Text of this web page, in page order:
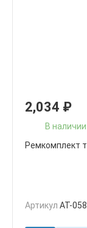
2,034 ₽
В наличии
Ремкомплект
Артикул AT-